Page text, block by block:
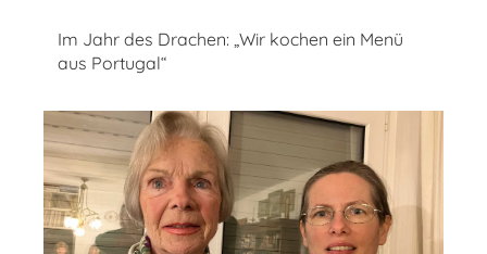
Im Jahr des Drachen: „Wir kochen ein Menü
aus Portugal“